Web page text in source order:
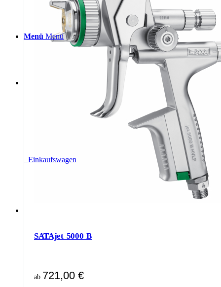
Menü Menü
Einkaufswagen
SATAjet 5000 B
ab 721,00 €